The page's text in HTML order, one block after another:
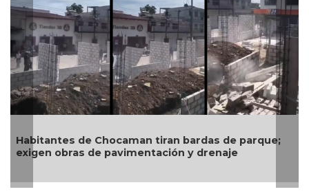
tiran bardas de parque;
pavimentación y drenaje
Gobierno de
exige a CAB